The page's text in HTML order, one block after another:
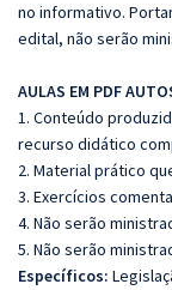
no informativo.
edital, não serão
AULAS EM PDF
1. Conteúdo
recurso didático
2. Material prático
3. Exercícios
4. Não serão
5. Não serão
Específicos: